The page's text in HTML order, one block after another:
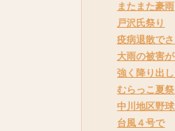
またまた豪雨
戸沢氏祭り
疫病退散で
大雨の被害
強く降り出
むらっこ夏
中川地区野
台風４号で